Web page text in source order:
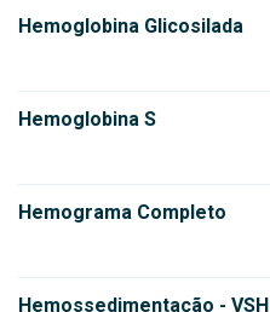
Hemoglobina Glicosilada
Hemoglobina S
Hemograma Completo
Hemossedimentação - VSH